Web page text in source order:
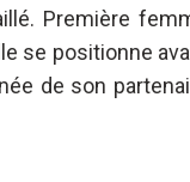
Première
se positionne
de son